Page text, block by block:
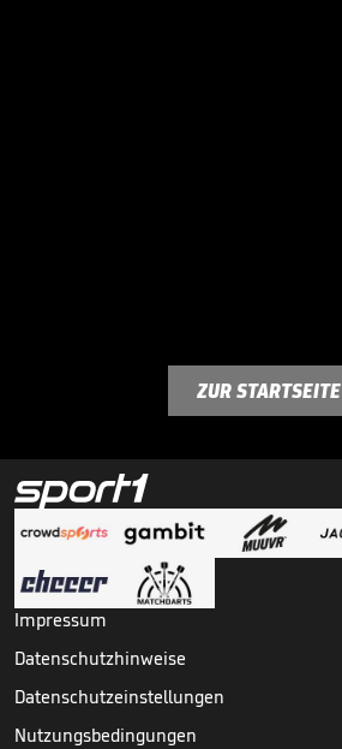
ZUR STARTSEITE
Impressum
Datenschutzhinweise
Datenschutzeinstellungen
Nutzungsbedingungen